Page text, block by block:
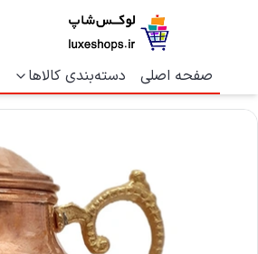
صفحه اصلی دسته‌بندی کالاها